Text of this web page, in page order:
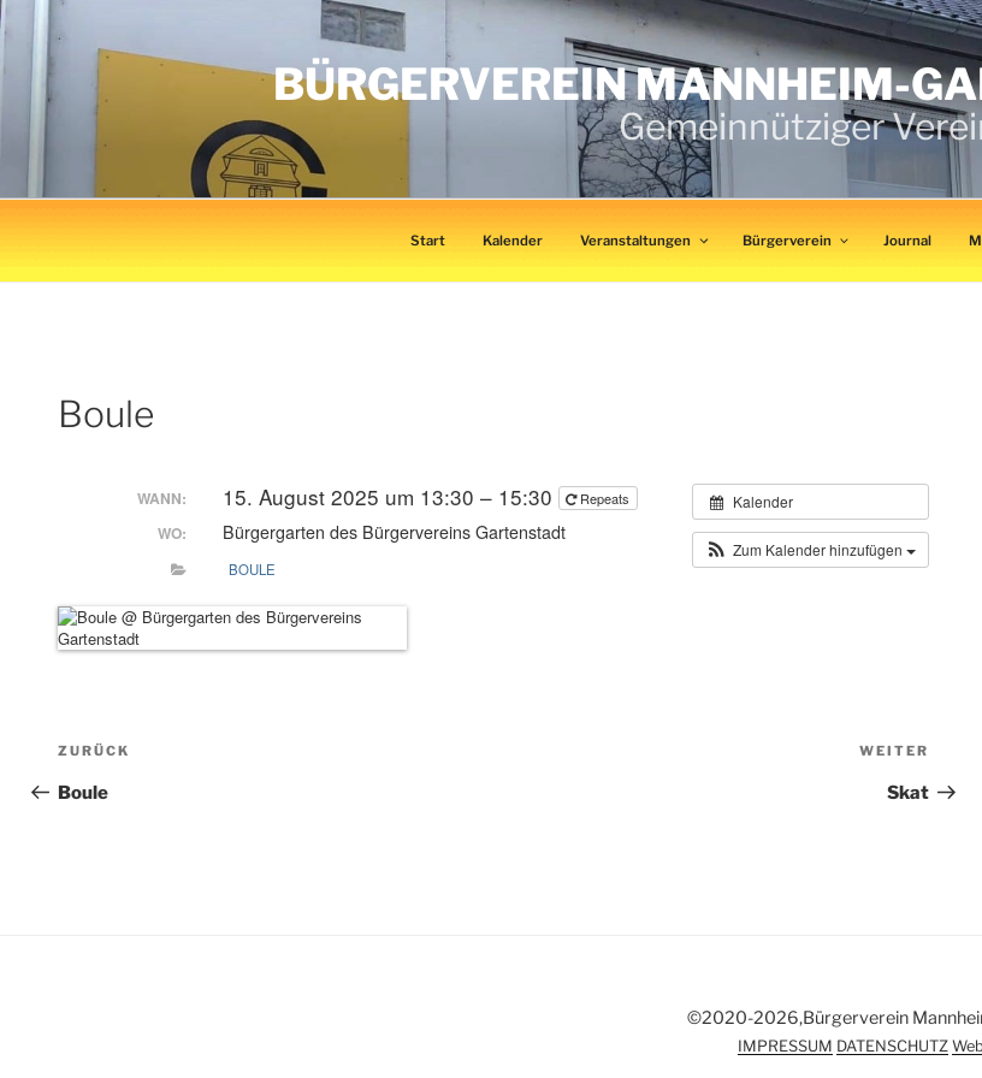
Zum
Inhalt
BÜRGERVEREIN MANNHEIM-
Gemeinnütziger
Start Kalender Veranstaltungen Bürgerverein Journal
Boule
Kalender
Zum Kalender hinzufügen
WANN: 15. August 2025 um 13:30 – 15:30 Repeats
WO: Bürgergarten des Bürgervereins Gartenstadt
BOULE
Beitragsnavigation
Vorheriger
ZURÜCK
Boule
WEITER
Skat
©2020-2026,Bürgerverein
IMPRESSUM DATENSCHUTZ